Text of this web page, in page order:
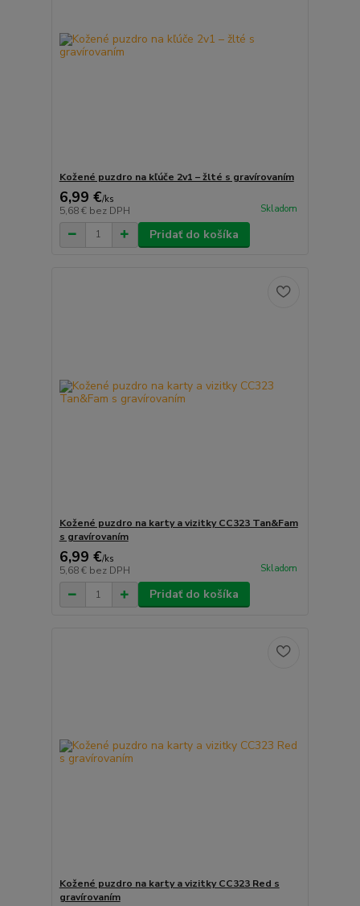
Kožené puzdro na kľúče 2v1 – žlté s gravírovaním
6,99 €/ks
5,68 € bez DPH Skladom
Pridať do košíka
Kožené puzdro na karty a vizitky CC323 Tan&Fam
s gravírovaním
6,99 €/ks
5,68 € bez DPH Skladom
Pridať do košíka
Kožené puzdro na karty a vizitky CC323 Red s
gravírovaním